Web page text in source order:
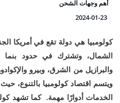
أهم وجهات الشحن
كولومبيا هي دولة تقع في أمريكا
الشمال، وتشترك في حدود بنما
والبرازيل من الشرق، وبيرو
ويتسم اقتصاد كولومبيا بالتنوع،
الخدمات أدوارًا مهمة. كما تشهد